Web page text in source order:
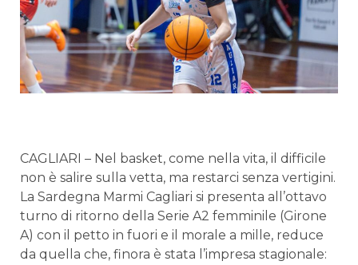
CAGLIARI – Nel basket, come nella vita, il difficile
non è salire sulla vetta, ma restarci senza vertigini.
La Sardegna Marmi Cagliari si presenta all’ottavo
turno di ritorno della Serie A2 femminile (Girone
A) con il petto in fuori e il morale a mille, reduce
da quella che, finora è stata l’impresa stagionale: